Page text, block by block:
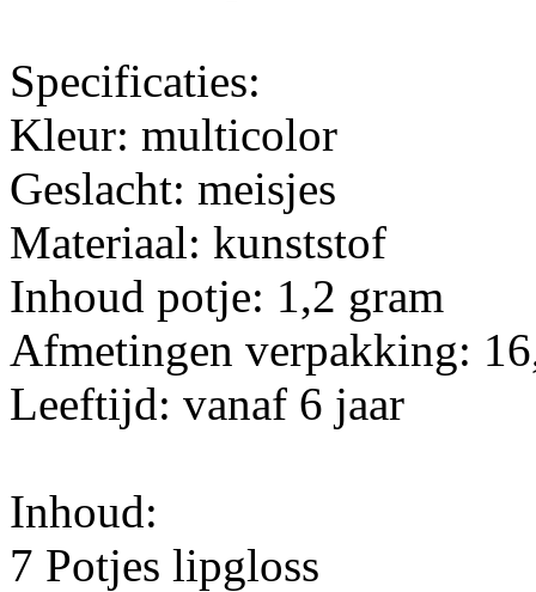
Specificaties:
Kleur: multicolor
Geslacht: meisjes
Materiaal: kunststof
Inhoud potje: 1,2 gram
Afmetingen verpakking:
Leeftijd: vanaf 6 jaar
Inhoud:
7 Potjes lipgloss